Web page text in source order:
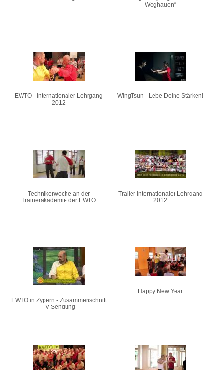
Weghauen“
EWTO - Internationaler Lehrgang
2012
WingTsun - Lebe Deine Stärken!
Technikerwoche an der
Trainerakademie der EWTO
Trailer Internationaler Lehrgang
2012
EWTO in Zypern - Zusammenschnitt
TV-Sendung
Happy New Year